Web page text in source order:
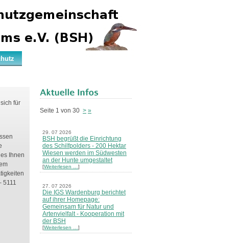
für
Ihnen
5111
Seite 1 von 30 > »
29. 07 2026
BSH begrüßt die Einrichtung
des Schilfpolders - 200 Hektar
Wiesen werden im Südwesten
an der Hunte umgestaltet
[Weiterlesen … ]
27. 07 2026
Die IGS Wardenburg berichtet
auf ihrer Homepage:
Gemeinsam für Natur und
Artenvielfalt - Kooperation mit
der BSH
[Weiterlesen … ]